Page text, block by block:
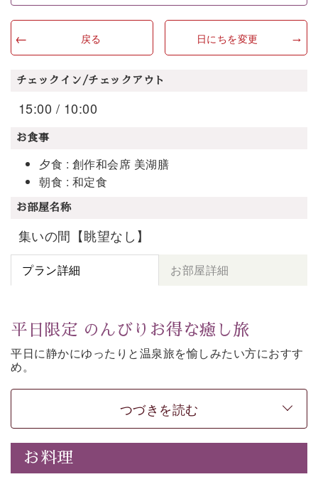
戻る 日にちを変更
チェックイン/チェックアウト
15:00 / 10:00
お食事
夕食 : 創作和会席 美湖膳
朝食 : 和定食
お部屋名称
集いの間【眺望なし】
プラン詳細 お部屋詳細
平日限定 のんびりお得な癒し旅
平日に静かにゆったりと温泉旅を愉しみたい方におすす
め。
い。
どなたでもお得にご予約できます。
-----------【安心への取り組み】----------
個室料亭、貸切風呂のご利用が可能な上、 安心安全にご
滞在いただけるよう
つづきを読む
お料理